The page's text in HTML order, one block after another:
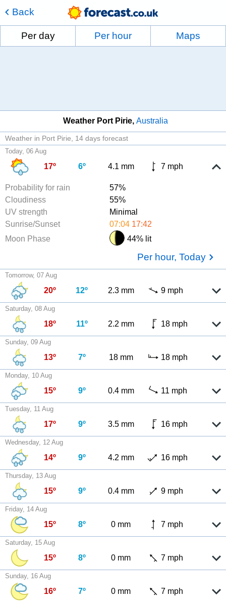
Back
Per day Per hour Maps
Weather Port Pirie Australia
Weather in Port Pirie 14 days forecast
Today, 06 Aug
17º 6º 4.1 mm 7 mph
Probability for rain
57%
Cloudiness
55%
UV strength
Minimal
Sunrise/Sunset
07:04 17:42
Moon Phase
44% lit
Per hour, Today
Tomorrow, 07 Aug
20º 12º 2.3 mm 9 mph
Saturday, 08 Aug
18º 11º 2.2 mm 18 mph
Sunday, 09 Aug
13º 7º 18 mm 18 mph
Monday, 10 Aug
15º 9º 0.4 mm 11 mph
Tuesday, 11 Aug
17º 9º 3.5 mm 16 mph
Wednesday, 12 Aug
14º 9º 4.2 mm 16 mph
Thursday, 13 Aug
15º 9º 0.4 mm 9 mph
Friday, 14 Aug
15º 8º 0 mm 7 mph
Saturday, 15 Aug
15º 8º 0 mm 7 mph
Sunday, 16 Aug
16º 7º 0 mm 7 mph